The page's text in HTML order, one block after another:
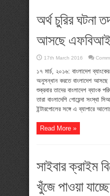
অর্থ চুরির ঘটনা
আসছে
17th March 2016
১৭ মার্চ, ২০১৬: বাংলাদেশ ব্যাংকের
অনুসন্ধান করতে বাংলাদেশ আসছে
শুক্রবার তাদের বাংলাদেশ ব্যাংক
তারা বাংলাদেশি গোয়েন্দা সংস্থা
ইন্টারপোলের সঙ্গে এ ব্যাপারে
Read More »
সাইবার ক্রাইম
খুঁজে পাওয়া